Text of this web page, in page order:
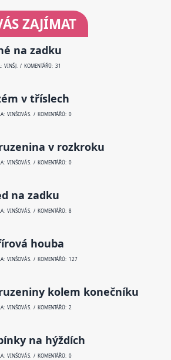
ZAJÍMAT
na zadku
VINŠ J. / KOMENTÁŘŮ: 31
v tříslech
VINŠOVÁ S. / KOMENTÁŘŮ: 0
v rozkroku
VINŠOVÁ S. / KOMENTÁŘŮ: 0
na zadku
VINŠOVÁ S. / KOMENTÁŘŮ: 8
houba
VINŠOVÁ S. / KOMENTÁŘŮ: 127
kolem konečníku
VINŠOVÁ S. / KOMENTÁŘŮ: 2
na hýždích
VINŠOVÁ S. / KOMENTÁŘŮ: 0